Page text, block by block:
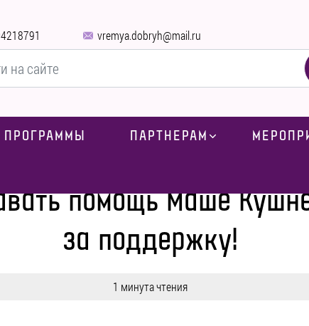
vremya.dobryh@mail.ru
ПРОГРАММЫ ПАРТНЕРАМ
помощь Маше
за поддержку!
1 минута чтения